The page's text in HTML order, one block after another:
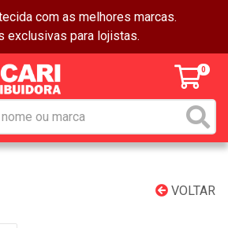
com as melhores marcas.
exclusivas para lojistas.
0
VOLTAR